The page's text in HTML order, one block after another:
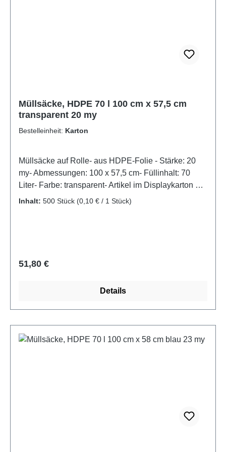
Müllsäcke, HDPE 70 l 100 cm x 57,5 cm
transparent 20 my
Bestelleinheit: Karton
Müllsäcke auf Rolle- aus HDPE-Folie - Stärke: 20
my- Abmessungen: 100 x 57,5 cm- Füllinhalt: 70
Liter- Farbe: transparent- Artikel im Displaykarton mit
Aufreißperforation
Inhalt: 500 Stück (0,10 € / 1 Stück)
Regulärer Preis:
51,80 €
Details